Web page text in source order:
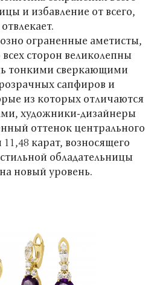
и избавление от всего,
ограненные аметисты,
сторон великолепны
тонкими сверкающими
сапфиров и
из которых отличаются
художники-дизайнеры
оттенок центрального
карат, возносящего
обладательницы
новый уровень.